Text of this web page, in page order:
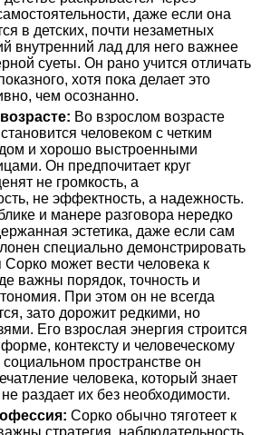
даже если она
в детских, почти незаметных
внутренний лад для него важнее
суеты. Он рано учится отличать
хотя пока делает это
чем осознанно.
Во взрослом возрасте
человеком с четким
и хорошо выстроенными
Он предпочитает круг
не громкость, а
не эффектность, а надежность.
и манере разговора нередко
эстетика, даже если сам
специально демонстрировать
может вести человека к
важны порядок, точность и
При этом он не всегда
зато дорожит редкими, но
Его взрослая энергия строится
контексту и человеческому
социальном пространстве он
человека, который знает
раздает их без необходимости.
Сорко обычно тяготеет к
стратегия, наблюдательность